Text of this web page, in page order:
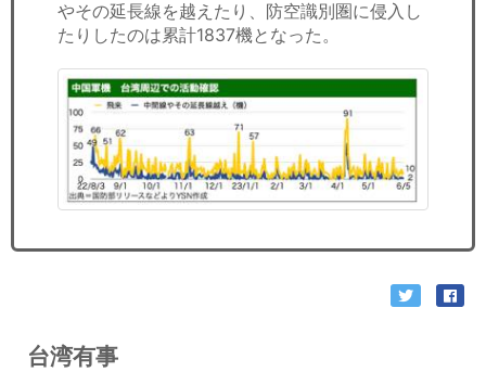
やその延長線を越えたり、防空識別圏に侵入し
たりしたのは累計1837機となった。
台湾有事